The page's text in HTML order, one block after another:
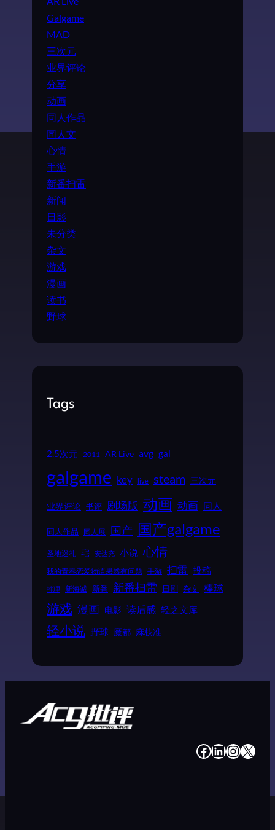
Galgame
MAD
三次元
业界评论
分享
动画
同人作品
同人文
心情
手游
新番扫雷
新闻
日影
未分类
杂文
游戏
漫画
读书
野球
Tags
2.5次元 2011 AR Live avg gal
galgame key live steam 三次元
业界评论 书评 剧场版 动画 动画 同人
同人作品 同人展 国产 国产galgame
圣地巡礼 宅 安达充 小说 心情
我的青春恋爱物语果然有问题 手游 扫雷 投稿
推理 新海诚 新番 新番扫雷 日剧 杂文 棒球
游戏 漫画 电影 读后感 轻之文库
轻小说 野球 魔都 麻枝准
# # # #